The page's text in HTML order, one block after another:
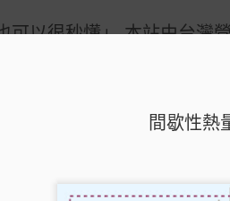
間歇性熱
可以很秒懂」 本站由台灣